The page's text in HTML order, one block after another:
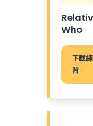
Who
下載練
習